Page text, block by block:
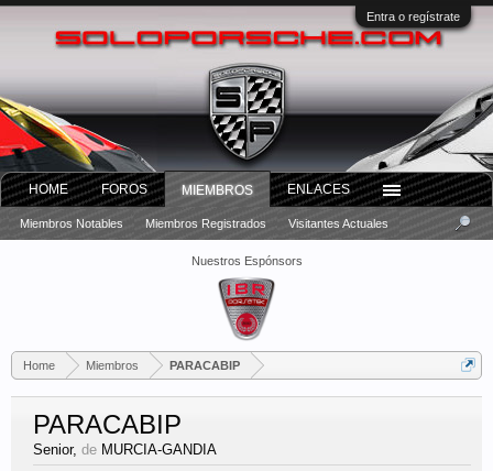
Entra o regístrate
Nuestros Espónsors
Home Miembros PARACABIP
PARACABIP
Senior, de MURCIA-GANDIA
HOME FOROS MIEMBROS
Miembros Notables Miembros Registrados Visitantes Actuales
ENLACES